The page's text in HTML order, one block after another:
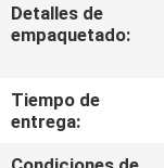
CONTROL
CALIDAD
Detalles de
empaquetado:
Tiempo de
entrega: